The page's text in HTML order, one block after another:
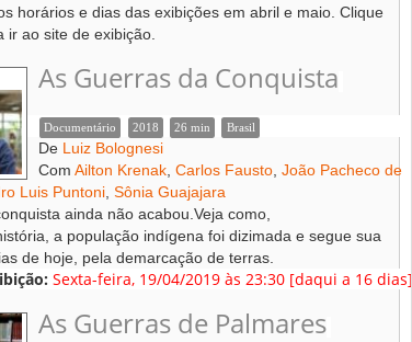
horários e dias das exibições em abril e maio. Clique
ir ao site de exibição.
As Guerras da Conquista
Documentário 2018 26 min Brasil
De Luiz Bolognesi
Com Ailton Krenak Carlos Fausto João Pacheco de
Luis Puntoni Sônia Guajajara
ainda não acabou.Veja como,
a população indígena foi dizimada e segue sua
de hoje, pela demarcação de terras.
Sexta-feira, 19/04/2019 às 23:30 [daqui a 16 dias]
As Guerras de Palmares